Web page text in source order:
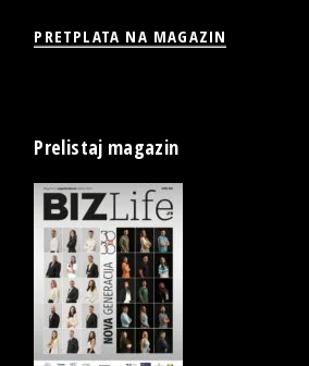
PRETPLATA NA MAGAZIN
Prelistaj magazin